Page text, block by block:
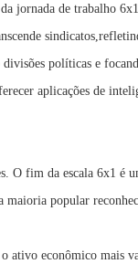
jornada de trabalho
políticas e
aplicações de
O fim da escala 6x1 é
maioria popular
ativo econômico mais